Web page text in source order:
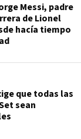
Messi, padre
de Lionel
hacía tiempo
que todas las
sean